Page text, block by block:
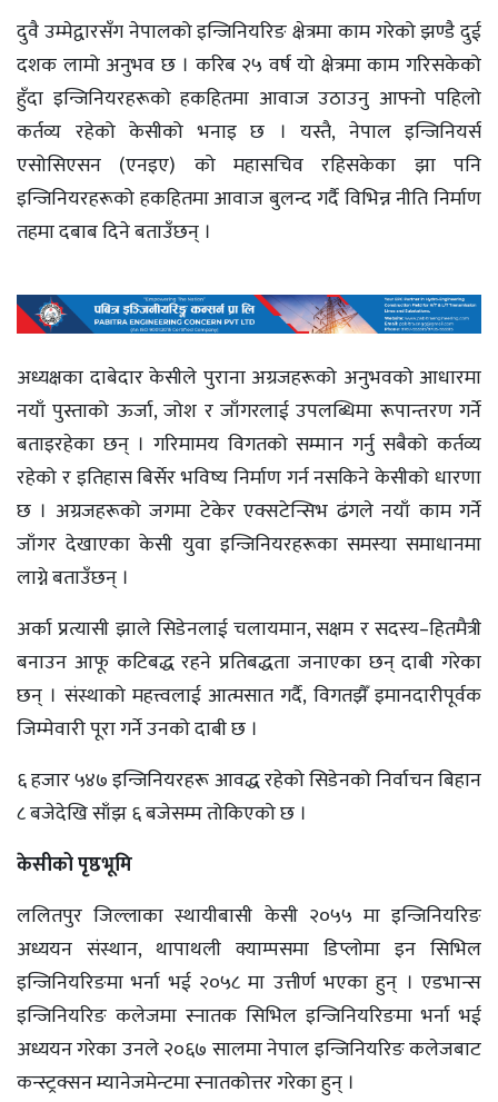
दुवै उम्मेद्वारसँग नेपालको इन्जिनियरिङ क्षेत्रमा काम गरेको झण्डै दुई
दशक लामो अनुभव छ । करिब २५ वर्ष यो क्षेत्रमा काम गरिसकेको
हुँदा इन्जिनियरहरूको हकहितमा आवाज उठाउनु आफ्नो पहिलो
कर्तव्य रहेको केसीको भनाइ छ । यस्तै, नेपाल इन्जिनियर्स
एसोसिएसन (एनइए) को महासचिव रहिसकेका झा पनि
इन्जिनियरहरूको हकहितमा आवाज बुलन्द गर्दै विभिन्न नीति निर्माण
तहमा दबाब दिने बताउँछन् ।
अध्यक्षका दाबेदार केसीले पुराना अग्रजहरूको अनुभवको आधारमा
नयाँ पुस्ताको ऊर्जा, जोश र जाँगरलाई उपलब्धिमा रूपान्तरण गर्ने
बताइरहेका छन् । गरिमामय विगतको सम्मान गर्नु सबैको कर्तव्य
रहेको र इतिहास बिर्सेर भविष्य निर्माण गर्न नसकिने केसीको धारणा
छ । अग्रजहरूको जगमा टेकेर एक्सटेन्सिभ ढंगले नयाँ काम गर्ने
जाँगर देखाएका केसी युवा इन्जिनियरहरूका समस्या समाधानमा
लाग्ने बताउँछन् ।
अर्का प्रत्यासी झाले सिडेनलाई चलायमान, सक्षम र सदस्य–हितमैत्री
बनाउन आफू कटिबद्ध रहने प्रतिबद्धता जनाएका छन् दाबी गरेका
छन् । संस्थाको महत्त्वलाई आत्मसात गर्दै, विगतझैँ इमानदारीपूर्वक
जिम्मेवारी पूरा गर्ने उनको दाबी छ ।
६ हजार ५४७ इन्जिनियरहरू आवद्ध रहेको सिडेनको निर्वाचन बिहान
८ बजेदेखि साँझ ६ बजेसम्म तोकिएको छ ।
केसीको पृष्ठभूमि
ललितपुर जिल्लाका स्थायीबासी केसी २०५५ मा इन्जिनियरिङ
अध्ययन संस्थान, थापाथली क्याम्पसमा डिप्लोमा इन सिभिल
इन्जिनियरिङमा भर्ना भई २०५८ मा उत्तीर्ण भएका हुन् । एडभान्स
इन्जिनियरिङ कलेजमा स्नातक सिभिल इन्जिनियरिङमा भर्ना भई
अध्ययन गरेका उनले २०६७ सालमा नेपाल इन्जिनियरिङ कलेजबाट
कन्स्ट्रक्सन म्यानेजमेन्टमा स्नातकोत्तर गरेका हुन् ।